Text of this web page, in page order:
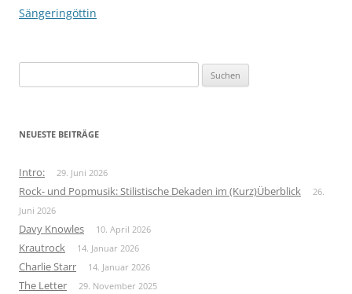
Sängeringöttin
nach:
NEUESTE BEITRÄGE
Intro: 29. Juni 2026
Rock- und Popmusik: Stilistische Dekaden im (Kurz)Überblick
26.
Juni 2026
Davy Knowles 10. April 2026
Krautrock 14. Januar 2026
Charlie Starr 14. Januar 2026
The Letter 29. November 2025